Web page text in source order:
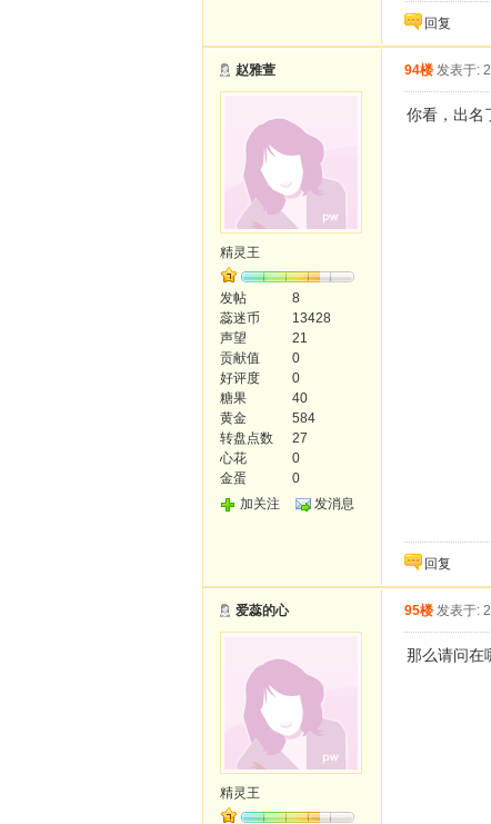
回复
赵雅萱
精灵王
发帖
8
蕊迷币
13428
声望
21
贡献值
0
好评度
0
糖果
40
黄金
584
转盘点数
27
心花
0
金蛋
0
加关注
发消息
94楼 发表于:
你看，出名
回复
爱蕊的心
精灵王
95楼 发表于:
那么请问在